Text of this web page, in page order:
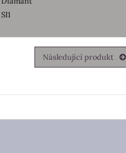
SI1
Následující produkt